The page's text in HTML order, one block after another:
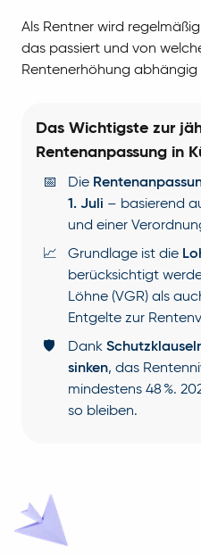
Als Rentner wird
das passiert und von
Rentenerhöhung abhängig
Das Wichtigste zur
Rentenanpassung in
📅 Die
1. Juli – basierend
und einer
📈
Grundlage ist die
berücksichtigt
Löhne (VGR) als
Entgelte zur
🛡️
Dank
sinken, das
mindestens 48 %.
so bleiben.